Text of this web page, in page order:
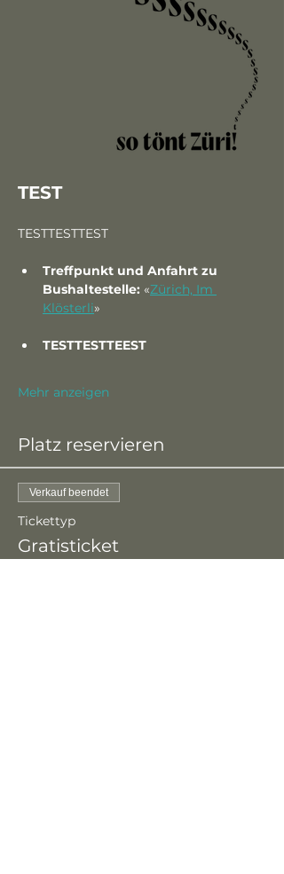
TEST
TESTTESTTEST
Treffpunkt und Anfahrt zu
Bushaltestelle: «Zürich, Im
Klösterli»
TESTTESTTEEST
Mehr anzeigen
Platz reservieren
Verkauf beendet
Tickettyp
Gratisticket